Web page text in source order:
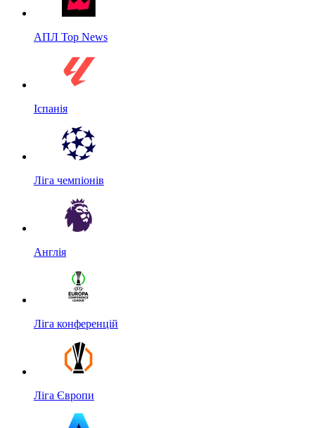
АПЛ Top News
Іспанія
Ліга чемпіонів
Англія
Ліга конференцій
Ліга Європи